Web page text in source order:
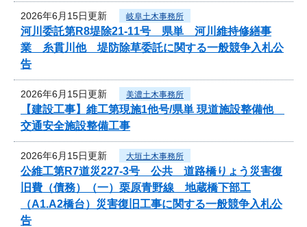
2026年6月15日更新 岐阜土木事務所
河川委託第R8堤除21-11号 県単 河川維持修繕事
業 糸貫川他 堤防除草委託に関する一般競争入札公
告
2026年6月15日更新 美濃土木事務所
【建設工事】維工第現施1他号/県単 現道施設整備他
交通安全施設整備工事
2026年6月15日更新 大垣土木事務所
公維工第R7道災227-3号 公共 道路橋りょう災害復
旧費（債務）（一）栗原青野線 地蔵橋下部工
（A1.A2橋台）災害復旧工事に関する一般競争入札公
告